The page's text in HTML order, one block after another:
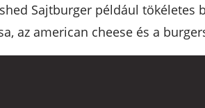
Sajtburger például tökéletes
az american cheese és a